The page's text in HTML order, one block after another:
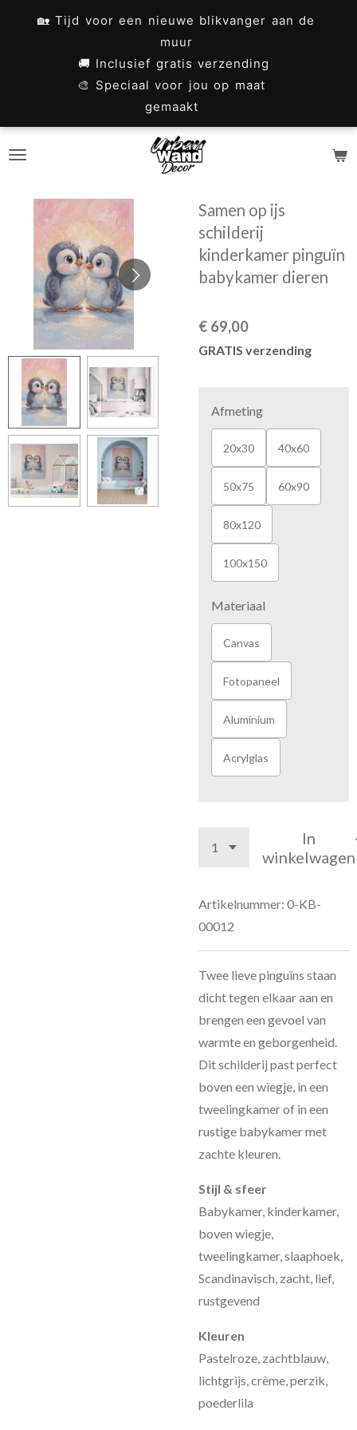
🏡 Tijd voor een nieuwe blikvanger aan de
muur
🚚 Inclusief gratis verzending
🎨 Speciaal voor jou op maat
gemaakt
Samen op ijs
schilderij
kinderkamer pinguïn
babykamer dieren
€ 69,00
GRATIS verzending
Afmeting
20x30 40x60
50x75 60x90
80x120
100x150
Materiaal
Canvas
Fotopaneel
Aluminium
Acrylglas
In
winkelwagen
Artikelnummer: 0-KB-
00012
Twee lieve pinguïns staan
dicht tegen elkaar aan en
brengen een gevoel van
warmte en geborgenheid.
Dit schilderij past perfect
boven een wiegje, in een
tweelingkamer of in een
rustige babykamer met
zachte kleuren.
Stijl & sfeer
Babykamer, kinderkamer,
boven wiegje,
tweelingkamer, slaaphoek,
Scandinavisch, zacht, lief,
rustgevend
Kleuren
Pastelroze, zachtblauw,
lichtgrijs, crème, perzik,
poederlila